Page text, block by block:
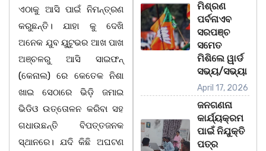
ଏଠାକୁ ଆସି ପାଇଁ ନିମନ୍ତ୍ରଣ
କରୁଛନ୍ତି। ଯାହା କୁ ଦେଖି
ଅନେକ ଯୁବ ୟୁଟୁଭର ଆଖ ପାଖ
ଅଞ୍ଚଳରୁ ଆସି ସାଇଫନ୍
(କେନାଲ) ରେ କେତେକ ନିଶା
ଖାଇ ସେଠାରେ ଭିଡ଼ି ଜମାଇ
ଭିଡିଓ ଉତ୍ତୋଳନ କରିବା ସହ
ଗଧାଉଛନ୍ତି ବିପତ୍ତଜନକ
ସ୍ଥାନରେ। ଯଦି କିଛି ଅଘଟଣ
ମିଶ୍ରଣ
ପର୍ବନାଏବ
ସରପଞ୍ଚ
ସମେତ
ମିଶିଲେ ୱାର୍ଡ
ସଭ୍ୟ/ସଭ୍ୟା
April 17, 2026
ଜନଗଣନା
କାର୍ଯ୍ୟକ୍ରମ
ପାଇଁ ନିଯୁକ୍ତି
ପତ୍ର